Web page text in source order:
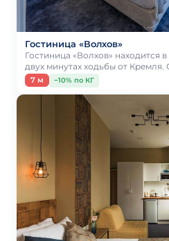
Гостиница «Волхов»
Гостиница «Волхов» находится
двух минутах ходьбы от Кремля.
7 м −10% по КГ